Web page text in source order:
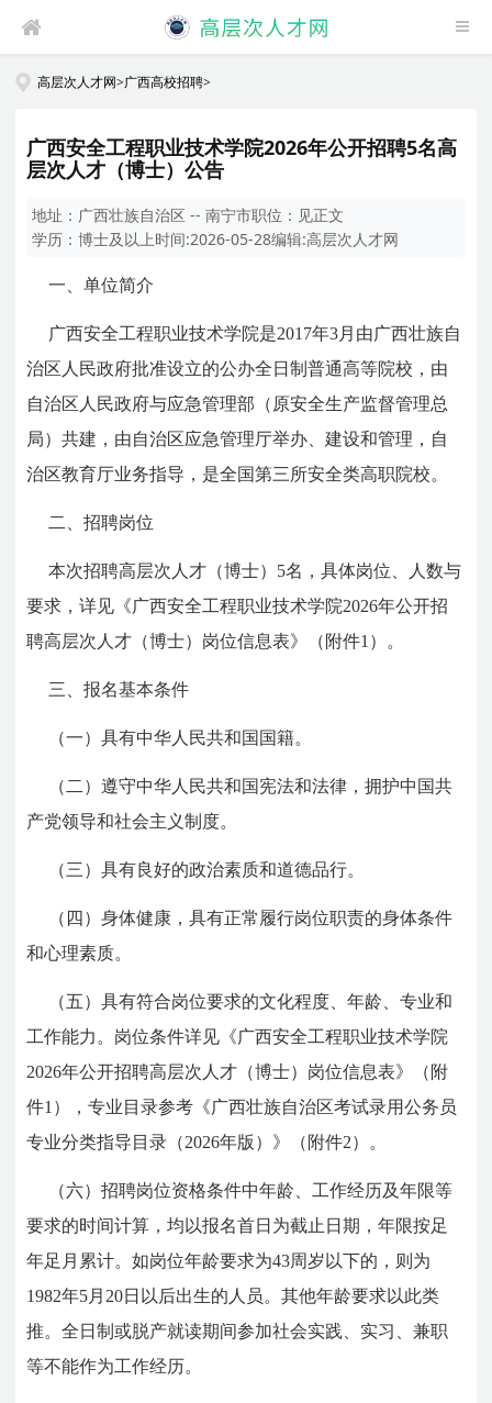
高层次人才网>广西高校招聘>
广西安全工程职业技术学院2026年公开招聘5名高
层次人才（博士）公告
地址： 广西壮族自治区 -- 南宁市职位： 见正文
学历：博士及以上时间:2026-05-28编辑:高层次人才网
一、单位简介
广西安全工程职业技术学院是2017年3月由广西壮族自
治区人民政府批准设立的公办全日制普通高等院校，由
自治区人民政府与应急管理部（原安全生产监督管理总
局）共建，由自治区应急管理厅举办、建设和管理，自
治区教育厅业务指导，是全国第三所安全类高职院校。
二、招聘岗位
本次招聘高层次人才（博士）5名，具体岗位、人数与
要求，详见《广西安全工程职业技术学院2026年公开招
聘高层次人才（博士）岗位信息表》（附件1）。
三、报名基本条件
（一）具有中华人民共和国国籍。
（二）遵守中华人民共和国宪法和法律，拥护中国共
产党领导和社会主义制度。
（三）具有良好的政治素质和道德品行。
（四）身体健康，具有正常履行岗位职责的身体条件
和心理素质。
（五）具有符合岗位要求的文化程度、年龄、专业和
工作能力。岗位条件详见《广西安全工程职业技术学院
2026年公开招聘高层次人才（博士）岗位信息表》（附
件1），专业目录参考《广西壮族自治区考试录用公务员
专业分类指导目录（2026年版）》（附件2）。
（六）招聘岗位资格条件中年龄、工作经历及年限等
要求的时间计算，均以报名首日为截止日期，年限按足
年足月累计。如岗位年龄要求为43周岁以下的，则为
1982年5月 20日以后出生的人员。其他年龄要求以此类
推。全日制或脱产就读期间参加社会实践、实习、兼职
等不能作为工作经历。